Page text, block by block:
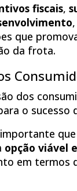
fiscais,
que
da frota.
dos
o sucesso
opção viável
em termos